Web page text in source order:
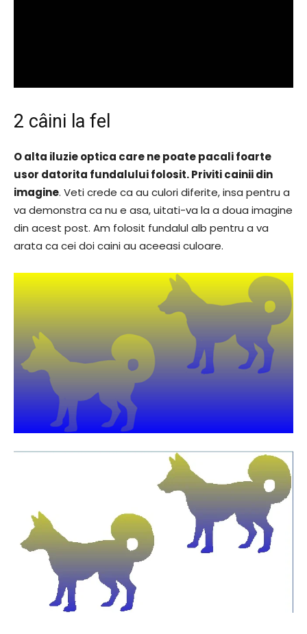
2 câini la fel
O alta iluzie optica care ne poate pacali foarte
usor datorita fundalului folosit. Priviti cainii din
imagine. Veti crede ca au culori diferite, insa pentru a
va demonstra ca nu e asa, uitati-va la a doua imagine
din acest post. Am folosit fundalul alb pentru a va
arata ca cei doi caini au aceeasi culoare.